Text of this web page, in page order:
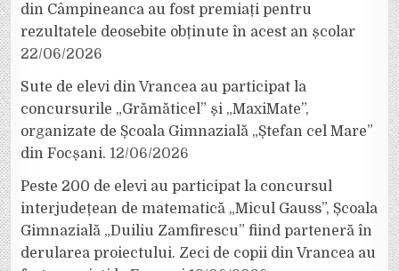
din Câmpineanca au fost premiați pentru
rezultatele deosebite obținute în acest an școlar
22/06/2026
Sute de elevi din Vrancea au participat la
concursurile „Grămăticel” și „MaxiMate”,
organizate de Școala Gimnazială „Ștefan cel Mare”
din Focșani. 12/06/2026
Peste 200 de elevi au participat la concursul
interjudețean de matematică „Micul Gauss”, Școala
Gimnazială „Duiliu Zamfirescu” fiind parteneră în
derularea proiectului. Zeci de copii din Vrancea au